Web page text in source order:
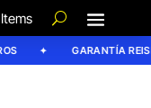
GARANTÍA